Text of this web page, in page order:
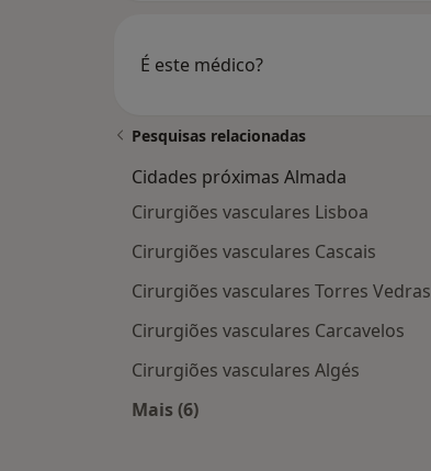
É este médico?
Pesquisas relacionadas
Cidades próximas Almada
Cirurgiões vasculares Lisboa
Cirurgiões vasculares Cascais
Cirurgiões vasculares Torres Vedras
Cirurgiões vasculares Carcavelos
Cirurgiões vasculares Algés
Mais (6)